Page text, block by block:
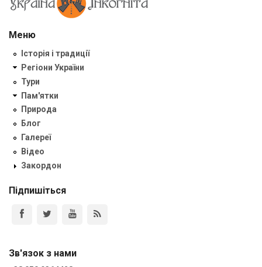
Меню
Історія і традиції
Регіони України
Тури
Пам'ятки
Природа
Блог
Галереї
Відео
Закордон
Підпишіться
Зв'язок з нами